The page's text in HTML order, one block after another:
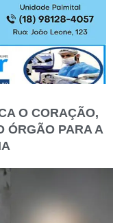
O CORAÇÃO,
ÓRGÃO PARA A